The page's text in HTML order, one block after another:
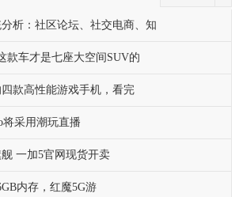
析：社区论坛、社交电商、知
款车才是七座大空间SUV的
款高性能游戏手机，看完
将采用潮玩直播
一加5官网现货开卖
内存，红魔5G游